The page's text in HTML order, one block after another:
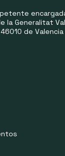
la Generalitat
46010 de